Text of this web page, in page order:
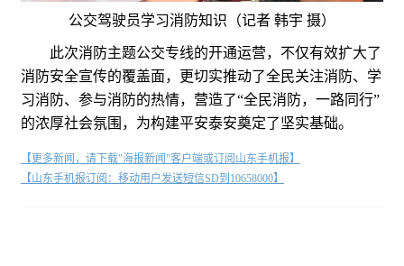
公交驾驶员学习消防知识（记者 韩宇 摄）
此次消防主题公交专线的开通运营，不仅有效扩大了
消防安全宣传的覆盖面，更切实推动了全民关注消防、学
习消防、参与消防的热情，营造了“全民消防，一路同行”
的浓厚社会氛围，为构建平安泰安奠定了坚实基础。
【更多新闻，请下载"海报新闻"客户端或订阅山东手机报】
【山东手机报订阅：移动用户发送短信SD到10658000】